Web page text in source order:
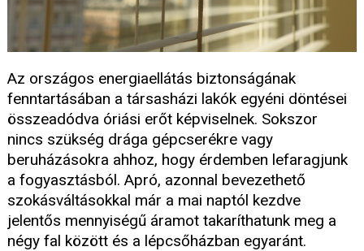
Az országos energiaellátás biztonságának
fenntartásában a társasházi lakók egyéni döntései
összeadódva óriási erőt képviselnek. Sokszor
nincs szükség drága gépcserékre vagy
beruházásokra ahhoz, hogy érdemben lefaragjunk
a fogyasztásból. Apró, azonnal bevezethető
szokásváltásokkal már a mai naptól kezdve
jelentős mennyiségű áramot takaríthatunk meg a
négy fal között és a lépcsőházban egyaránt.